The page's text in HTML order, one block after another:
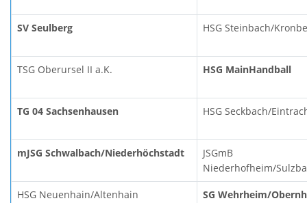
SV Seulberg HSG Steinbach/
TSG Oberursel II a.K. HSG MainHandball
TG 04 Sachsenhausen HSG Seckbach/
mJSG Schwalbach/Niederhöchstadt
JSGmB
Niederhofheim/
HSG Neuenhain/Altenhain SG Wehrheim/